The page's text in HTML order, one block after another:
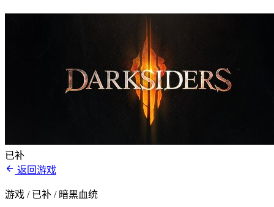
已补
返回游戏
游戏 / 已补 / 暗黑血统